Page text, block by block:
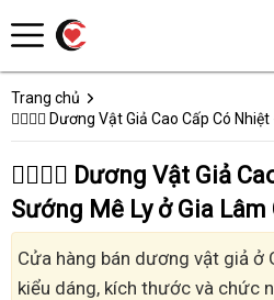
Trang chủ
👩‍❤️‍💋‍👨 Dương Vật Giả Cao Cấp Có
👩‍❤️‍💋‍👨 Dương Vật Giả
Sướng Mê Ly ở Gia
Cửa hàng bán dương vật giả ở
kiểu dáng, kích thước và chức